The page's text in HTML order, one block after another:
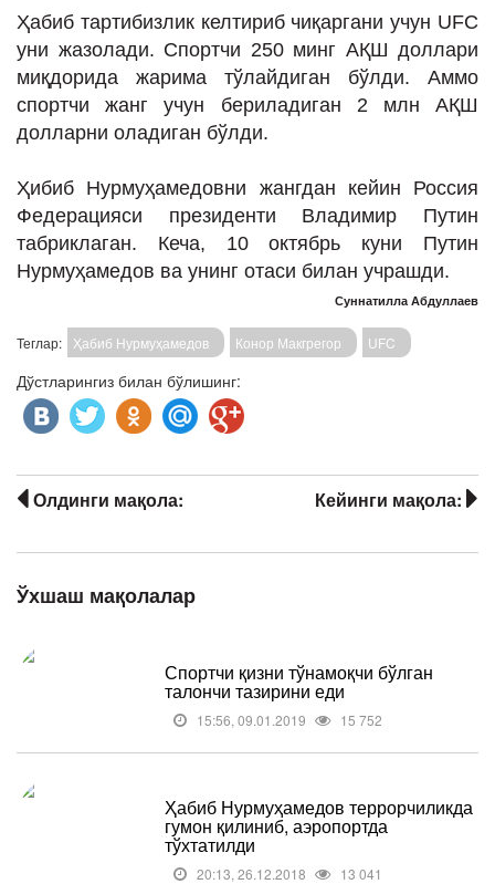
Ҳабиб тартибизлик келтириб чиқаргани учун UFC
уни жазолади. Спортчи 250 минг АҚШ доллари
миқдорида жарима тўлайдиган бўлди. Аммо
спортчи жанг учун бериладиган 2 млн АҚШ
долларни оладиган бўлди.
Ҳибиб Нурмуҳамедовни жангдан кейин Россия
Федерацияси президенти Владимир Путин
табриклаган. Кеча, 10 октябрь куни Путин
Нурмуҳамедов ва унинг отаси билан учрашди.
Суннатилла Абдуллаев
Теглар: Ҳабиб Нурмуҳамедов Конор Макгрегор UFC
Дўстларингиз билан бўлишинг:
Кейинги мақола:
Олдинги мақола:
Ўхшаш мақолалар
Спортчи қизни тўнамоқчи бўлган
талончи тазирини еди
15:56, 09.01.2019 15 752
Ҳабиб Нурмуҳамедов террорчиликда
гумон қилиниб, аэропортда
тўхтатилди
20:13, 26.12.2018 13 041